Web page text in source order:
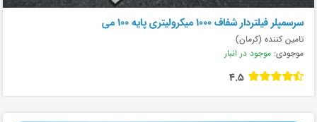
سرسمپلر فیلتردار شفاف 1000 میکرولیتری پایه 100 می
تامین کننده (کرمان)
موجودی: موجود در انبار
4.5